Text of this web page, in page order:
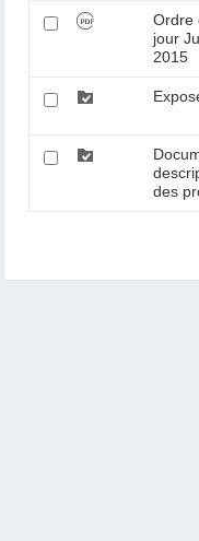
Ordre
jour
2015
des